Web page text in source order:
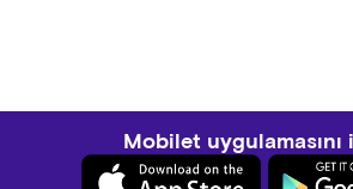
Mobilet uygulamasını